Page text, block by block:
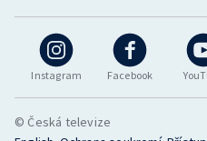
Instagram Facebook
© Česká televize